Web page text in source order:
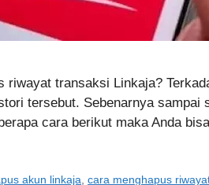
riwayat transaksi Linkaja?
tersebut. Sebenarnya
cara berikut maka Anda
akun linkaja ,cara menghapus